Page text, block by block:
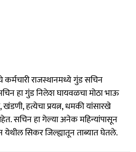
राजस्थानमध्ये गुंड सचिन
हा गुंड निलेश घायवळचा मोठा भाऊ
खंडणी, हत्येचा प्रयत्न, धमकी यांसारखे
सचिन हा गेल्या अनेक महिन्यांपासून
येथील सिकर जिल्ह्यातून ताब्यात घेतले.